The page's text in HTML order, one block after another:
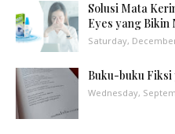
Solusi Mata
Eyes yang Bikin
Saturday,
Buku-buku Fiksi
Wednesday,